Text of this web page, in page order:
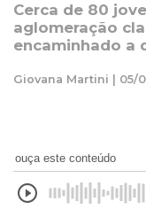
Cerca de 80
aglomeração
encaminhado a
Giovana Martini | 05/
ouça este conteúdo